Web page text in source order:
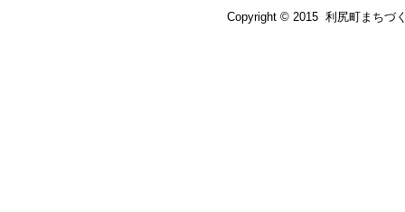
Copyright © 2015 利尻町まちづ